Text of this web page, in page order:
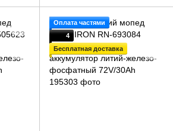
Оплата частями
4
Бесплатная доставка